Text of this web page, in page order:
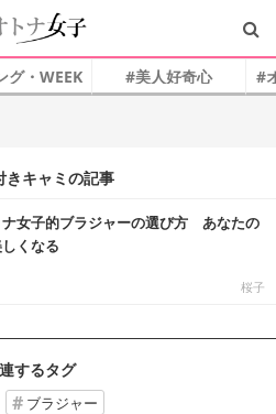
グ・WEEK #美人好奇心 #
きキャミの記事
ナ女子的ブラジャーの選び方 あなたの
くなる
桜子
するタグ
ブラジャー